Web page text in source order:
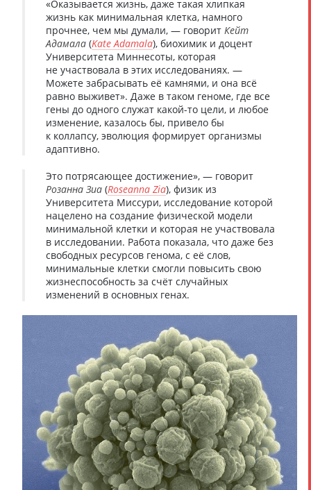
«Оказывается жизнь, даже такая хлипкая
жизнь как минимальная клетка, намного
прочнее, чем мы думали, — говорит Кейт
Адамала (Kate Adamala), биохимик и доцент
Университета Миннесоты, которая
не участвовала в этих исследованиях. —
Можете забрасывать её камнями, и она всё
равно выживет». Даже в таком геноме, где все
гены до одного служат какой-то цели, и любое
изменение, казалось бы, привело бы
к коллапсу, эволюция формирует организмы
адаптивно.
Это потрясающее достижение», — говорит
Розанна Зиа (Roseanna Zia), физик из
Университета Миссури, исследование которой
нацелено на создание физической модели
минимальной клетки и которая не участвовала
в исследовании. Работа показала, что даже без
свободных ресурсов генома, с её слов,
минимальные клетки смогли повысить свою
жизнеспособность за счёт случайных
изменений в основных генах.